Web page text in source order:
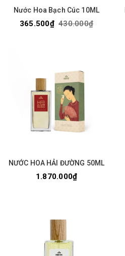
Nước Hoa Bạch Cúc 10ML
365.500₫ 430.000₫
NƯỚC HOA HẢI ĐƯỜNG 50ML
1.870.000₫